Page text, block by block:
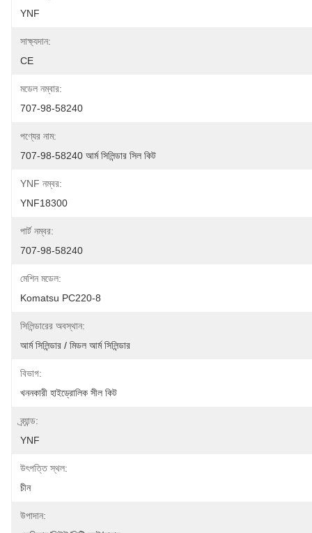
YNF
সাক্ষ্যদান:
CE
মডেল নম্বার:
707-98-58240
পণ্যের নাম:
707-98-58240 আর্ম সিলিন্ডার সিল কিট
YNF নম্বর:
YNF18300
পার্ট নম্বর:
707-98-58240
মেশিন মডেল:
Komatsu PC220-8
সিলিন্ডারের অবস্থান:
আর্ম সিলিন্ডার / মিডল আর্ম সিলিন্ডার
বিভাগ:
খননকারী হাইড্রোলিক সীল কিট
ব্র্যান্ড:
YNF
উৎপত্তি স্থল:
চীন
উপাদান: